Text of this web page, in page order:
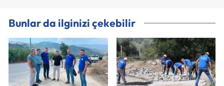
Bunlar da ilginizi çekebilir